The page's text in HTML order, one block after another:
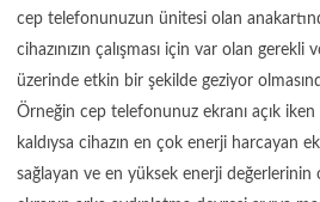
cep telefonunuzun ünitesi olan
cihazınızın çalışması için var olan
üzerinde etkin bir şekilde geziyor
Örneğin cep telefonunuz ekranı açık iken
kaldıysa cihazın en çok enerji harcayan
sağlayan ve en yüksek enerji